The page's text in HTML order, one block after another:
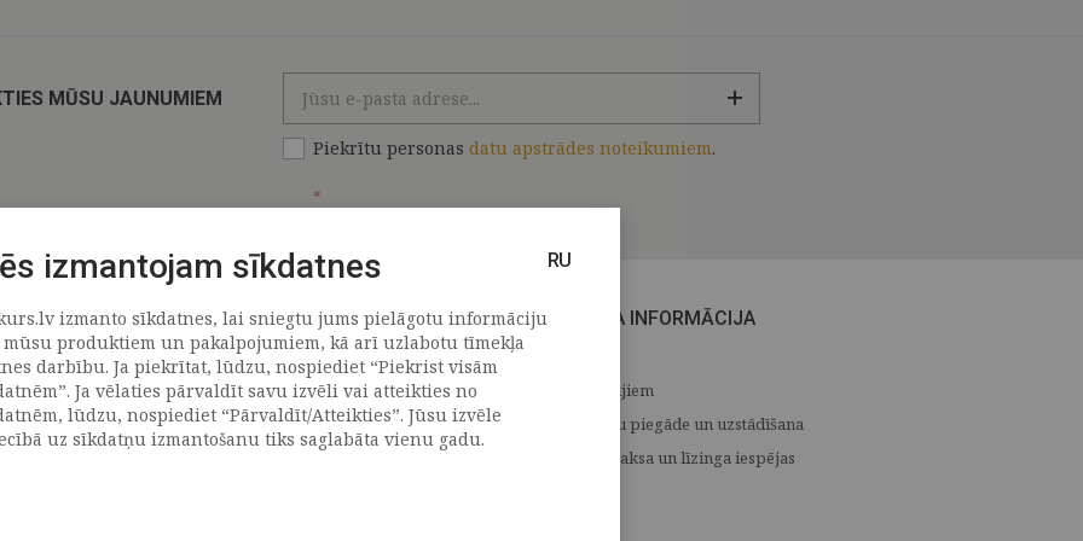
MŪSU JAUNUMIEM
Piekrītu personas datu apstrādes noteikumiem.
*
PAR MUMS
Uzņēmums
Vēsture
Kontakti
CITA INFORMĀCIJA
Medijiem
Preču piegāde un uzstādīšana
Apmaksa un līzinga iespējas
izmantojam sīkdatnes RU
izmanto sīkdatnes, lai sniegtu jums pielāgotu informāciju
produktiem un pakalpojumiem, kā arī uzlabotu tīmekļa
darbību. Ja piekrītat, lūdzu, nospiediet “Piekrist visām
Ja vēlaties pārvaldīt savu izvēli vai atteikties no
lūdzu, nospiediet “Pārvaldīt/Atteikties”. Jūsu izvēle
uz sīkdatņu izmantošanu tiks saglabāta vienu gadu.